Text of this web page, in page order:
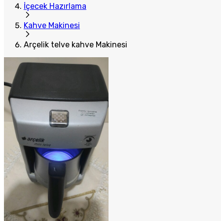
İçecek Hazırlama
Kahve Makinesi
Arçelik telve kahve Makinesi